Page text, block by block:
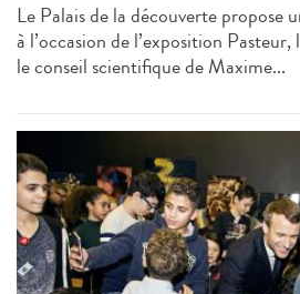
Le Palais de la découverte propose
à l’occasion de l’exposition
le conseil scientifique de Maxime...